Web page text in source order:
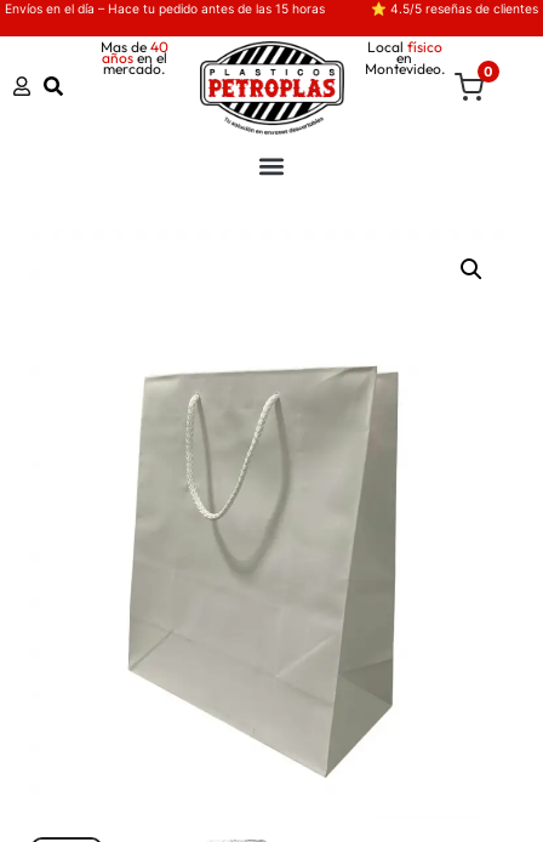
Envíos en el día – Hace tu pedido antes de las 15 horas ⭐ 4.5/5 reseñas de clientes
Mas de 40
añosen el
mercado.
Local físico
en
Montevideo. 0